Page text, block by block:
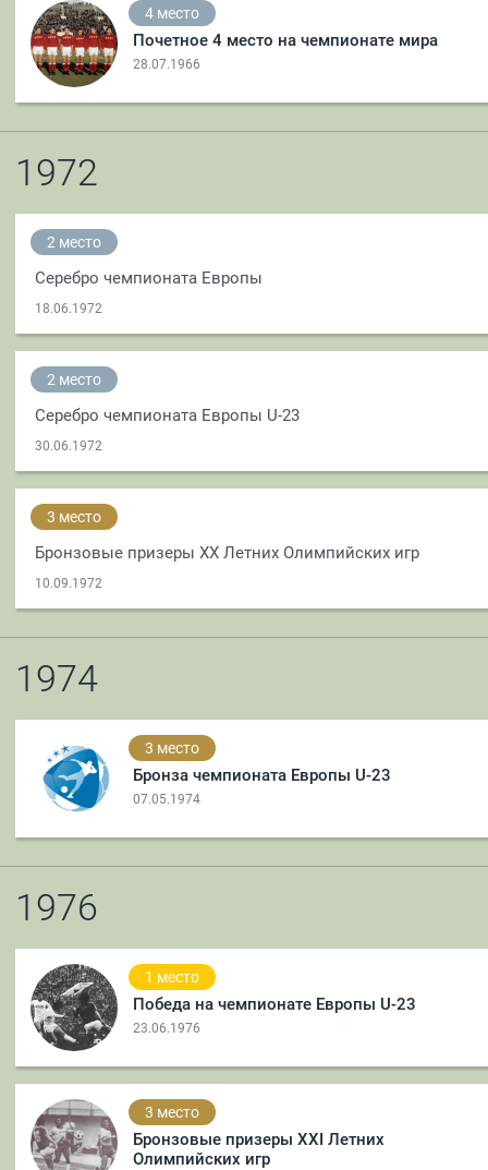
4 место
Почетное 4 место на чемпионате мира
28.07.1966
1972
2 место
Серебро чемпионата Европы
18.06.1972
2 место
Серебро чемпионата Европы U-23
30.06.1972
3 место
Бронзовые призеры XX Летних Олимпийских игр
10.09.1972
1974
3 место
Бронза чемпионата Европы U-23
07.05.1974
1976
1 место
Победа на чемпионате Европы U-23
23.06.1976
3 место
Бронзовые призеры XXI Летних
Олимпийских игр